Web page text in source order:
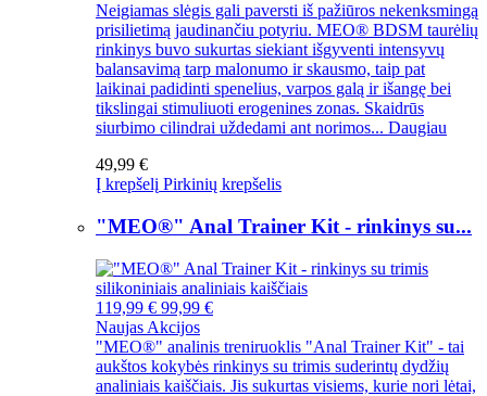
Neigiamas slėgis gali paversti iš pažiūros nekenksmingą
prisilietimą jaudinančiu potyriu. MEO® BDSM taurėlių
rinkinys buvo sukurtas siekiant išgyventi intensyvų
balansavimą tarp malonumo ir skausmo, taip pat
laikinai padidinti spenelius, varpos galą ir išangę bei
tikslingai stimuliuoti erogenines zonas. Skaidrūs
siurbimo cilindrai uždedami ant norimos... Daugiau
49,99 €
Į krepšelį Pirkinių krepšelis
"MEO®" Anal Trainer Kit - rinkinys su...
119,99 € 99,99 €
Naujas Akcijos
"MEO®" analinis treniruoklis "Anal Trainer Kit" - tai
aukštos kokybės rinkinys su trimis suderintų dydžių
analiniais kaiščiais. Jis sukurtas visiems, kurie nori lėtai,